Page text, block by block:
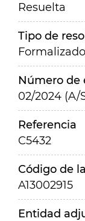
Resuelta
Tipo de
Formalizado
Número de
02/2024 (A/
Referencia
C5432
Código de
A13002915
Entidad